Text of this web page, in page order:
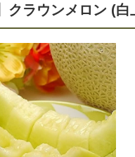
クラウンメロン (